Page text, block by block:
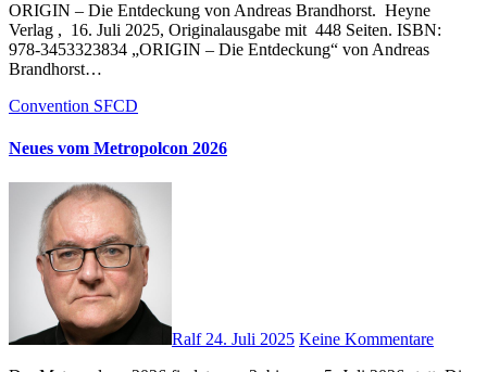
ORIGIN – Die Entdeckung von Andreas Brandhorst. ‎ Heyne
Verlag , ‎ 16. Juli 2025, Originalausgabe mit ‎ 448 Seiten. ISBN: ‎
978-3453323834 „ORIGIN – Die Entdeckung“ von Andreas
Brandhorst…
Convention SFCD
Neues vom Metropolcon 2026
Ralf 24. Juli 2025 Keine Kommentare